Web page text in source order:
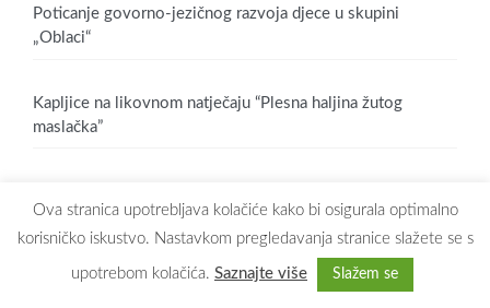
Poticanje govorno-jezičnog razvoja djece u skupini
„Oblaci“
Kapljice na likovnom natječaju “Plesna haljina žutog
maslačka”
Copyright © 2026 Dječji vrtić Maslačak Zaprešić. All rights reserved.
Ova stranica upotrebljava kolačiće kako bi osigurala optimalno
korisničko iskustvo. Nastavkom pregledavanja stranice slažete se s
upotrebom kolačića. Saznajte više Slažem se